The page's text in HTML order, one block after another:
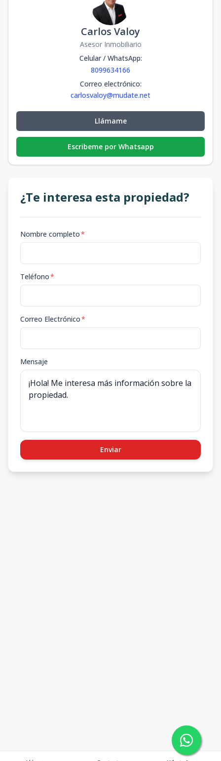
Carlos Valoy
Asesor Inmobiliario
Celular / WhatsApp:
8099634166
Correo electrónico:
carlosvaloy@mudate.net
Llámame
Escribeme por Whatsapp
¿Te interesa esta propiedad?
Nombre completo*
Teléfono*
Correo Electrónico*
Mensaje
Enviar